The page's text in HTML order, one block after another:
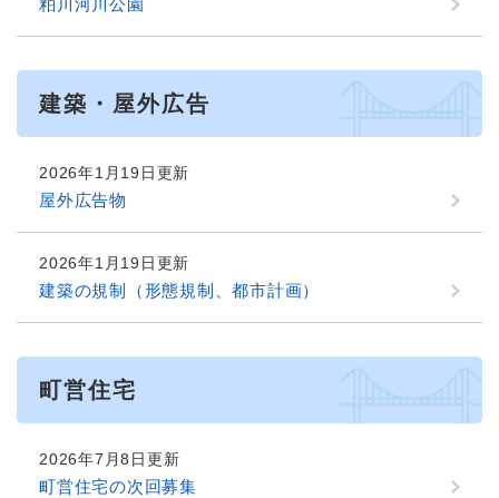
建築・屋外広告
2026年1月19日更新
屋外広告物
2026年1月19日更新
建築の規制（形態規制、都市計画）
町営住宅
2026年7月8日更新
町営住宅の次回募集